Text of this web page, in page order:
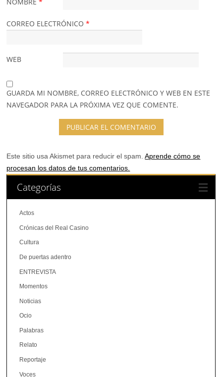
CORREO ELECTRÓNICO*
WEB
GUARDA MI NOMBRE, CORREO ELECTRÓNICO Y WEB EN ESTE
NAVEGADOR PARA LA PRÓXIMA VEZ QUE COMENTE.
Este sitio usa Akismet para reducir el spam.Aprende cómo se
procesan los datos de tus comentarios.
Categorías
Actos
Crónicas del Real Casino
Cultura
De puertas adentro
ENTREVISTA
Momentos
Noticias
Ocio
Palabras
Relato
Reportaje
Voces